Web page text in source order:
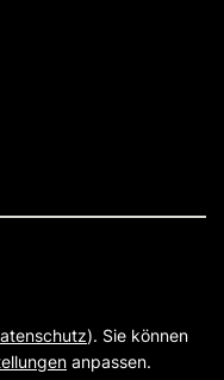
). Sie können
anpassen.